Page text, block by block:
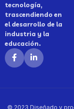
tecnología,
trascendiendo en
el desarrollo de la
industria y la
educación.
© 2023 Diseñado y